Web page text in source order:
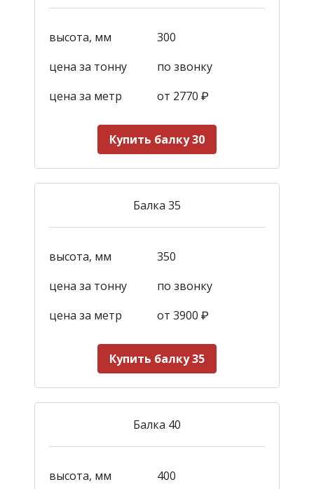
высота, мм
300
цена за тонну
по звонку
цена за метр
от 2770 ₽
Купить балку 30
Балка 35
высота, мм
350
цена за тонну
по звонку
цена за метр
от 3900 ₽
Купить балку 35
Балка 40
высота, мм 400